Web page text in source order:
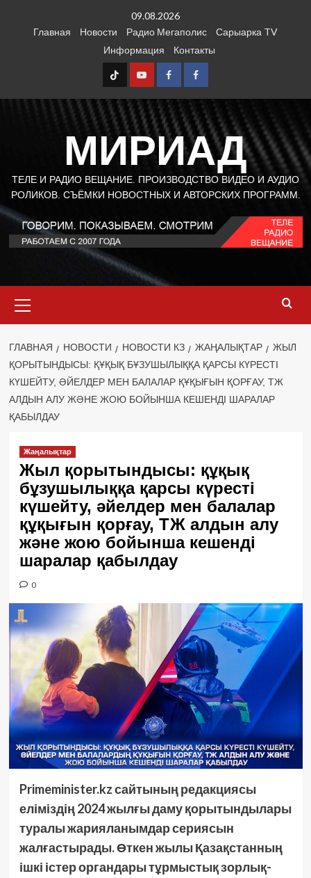
09.08.2026
Главная
Новости Радио Мегаполис
Сарыарка TV
Информация
Контакты
TT Youtube
FB1 FB2
МИРИАД
ТЕЛЕ И РАДИО ВЕЩАНИЕ. ПРОИЗВОДСТВО ВИДЕО И АУДИО
РОЛИКОВ. СЪЁМКИ НОВОСТНЫХ И АВТОРСКИХ ПРОГРАММ.
меню
ГЛАВНАЯ НОВОСТИ НОВОСТИ КЗ ЖАҢАЛЫҚТАР
ЖЫЛ
ҚОРЫТЫНДЫСЫ: ҚҰҚЫҚ БҰЗУШЫЛЫҚҚА ҚАРСЫ КҮРЕСТІ
КҮШЕЙТУ, ӘЙЕЛДЕР МЕН БАЛАЛАР ҚҰҚЫҒЫН ҚОРҒАУ, ТЖ
АЛДЫН АЛУ ЖӘНЕ ЖОЮ БОЙЫНША КЕШЕНДІ ШАРАЛАР
ҚАБЫЛДАУ
Жаңалықтар
Жыл қорытындысы: құқық
бұзушылыққа қарсы күресті
күшейту, әйелдер мен балалар
құқығын қорғау, ТЖ алдын алу
және жою бойынша кешенді
шаралар қабылдау
0
Primeminister.kz сайтының редакциясы
еліміздің 2024 жылғы даму қорытындылары
туралы жарияланымдар сериясын
жалғастырады. Өткен жылы Қазақстанның
ішкі істер органдары тұрмыстық зорлық-